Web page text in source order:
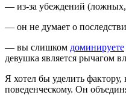
— из-за убеждений
— он не думает о
— вы слишком доминируете
девушка является рычагом
Я хотел бы уделить
поведенческому. Он